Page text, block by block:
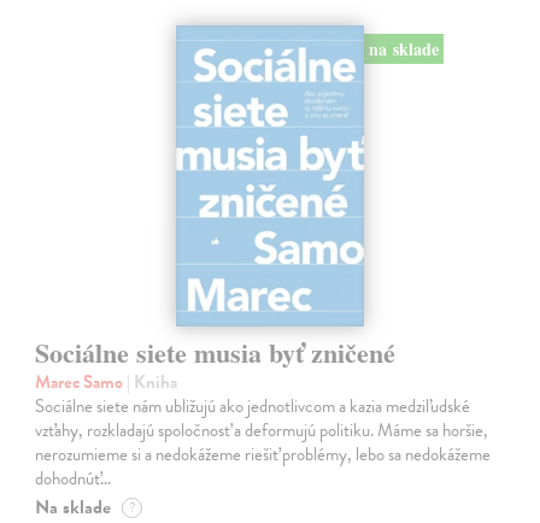
na sklade
Sociálne siete musia byť zničené
Marec Samo| Kniha
Sociálne siete nám ubližujú ako jednotlivcom a kazia medziľudské
vzťahy, rozkladajú spoločnosť a deformujú politiku. Máme sa horšie,
nerozumieme si a nedokážeme riešiť problémy, lebo sa nedokážeme
dohodnúť…
Na sklade ?